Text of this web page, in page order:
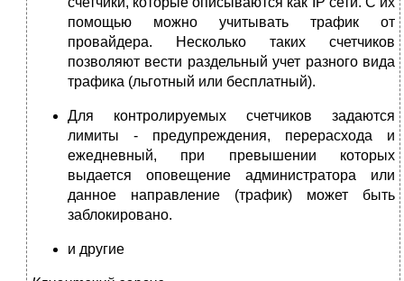
помощью можно учитывать трафик от
провайдера. Несколько таких счетчиков
позволяют вести раздельный учет разного вида
трафика (льготный или бесплатный).
Для контролируемых счетчиков задаются
лимиты - предупреждения, перерасхода и
ежедневный, при превышении которых
выдается оповещение администратора или
данное направление (трафик) может быть
заблокировано.
и другие